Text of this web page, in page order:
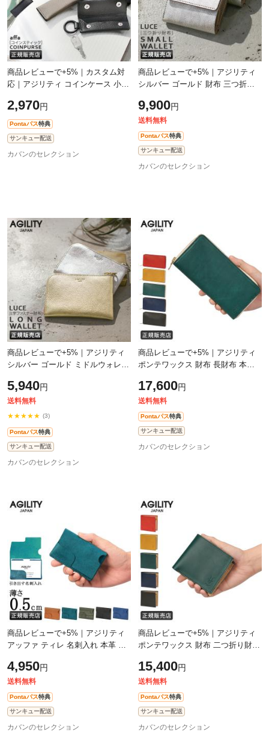
商品レビューで+5%｜カスタム対
応｜アジリティ コインケース 小銭
ダー スマートキー SGシュリンク
AGIL
2,970円
Pontaパス特典
サンキュー配送
カバンのセレクション
商品レビューで+5%｜アジリティ
シルバー ゴールド 財布 三つ折り
ックス型小銭入れ BOX型小銭入れ
日本
9,900円
送料無料
Pontaパス特典
サンキュー配送
カバンのセレクション
商品レビューで+5%｜アジリティ
シルバー ゴールド ミドルウォレッ
ァスナー ブランド スリム レザー
本
5,940円
送料無料
★★★★★ (3)
Pontaパス特典
サンキュー配送
カバンのセレクション
商品レビューで+5%｜アジリティ
ポンテワックス 財布 長財布 本革
ドファスナー レザー ブランド
AGILIT
17,600円
送料無料
Pontaパス特典
サンキュー配送
カバンのセレクション
商品レビューで+5%｜アジリティ
アッファ ティレ 名刺入れ 本革 日
AGILITY affa 0367
4,950円
送料無料
Pontaパス特典
サンキュー配送
カバンのセレクション
商品レビューで+5%｜アジリティ
ポンテワックス 財布 二つ折り財布
ザー ブランド AGILITY 0186
15,400円
送料無料
Pontaパス特典
サンキュー配送
カバンのセレクション